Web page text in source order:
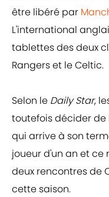
être libéré par
L'international
tablettes des deux
Rangers et le Celtic.
Selon le Daily Star,
toutefois décider de
qui arrive à son
joueur d'un an et ce
deux rencontres de
cette saison.